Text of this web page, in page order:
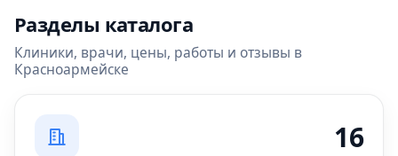
Разделы каталога
Клиники, врачи, цены, работы и отзывы в
Красноармейске
16